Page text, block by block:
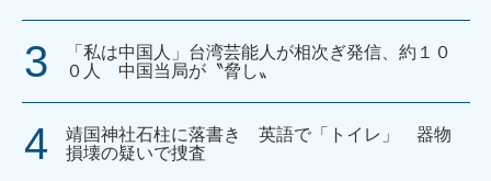
「私は中国人」台湾芸能人が相次ぎ発信、約１０
０人 中国当局が〝脅し〟
靖国神社石柱に落書き 英語で「トイレ」 器物
損壊の疑いで捜査